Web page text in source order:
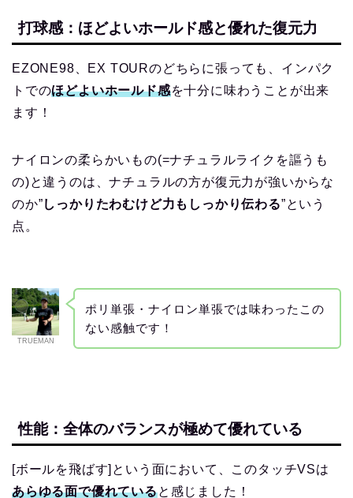
打球感：ほどよいホールド感と優れた復元力
EZONE98、EX TOURのどちらに張っても、インパク
トでのほどよいホールド感を十分に味わうことが出来
ます！
ナイロンの柔らかいもの(=ナチュラルライクを謳うも
の)と違うのは、ナチュラルの方が復元力が強いからな
のか”しっかりたわむけど力もしっかり伝わる”という
点。
TRUEMAN
ポリ単張・ナイロン単張では味わったこの
ない感触です！
性能：全体のバランスが極めて優れている
[ボールを飛ばす]という面において、このタッチVSは
あらゆる面で優れていると感じました！